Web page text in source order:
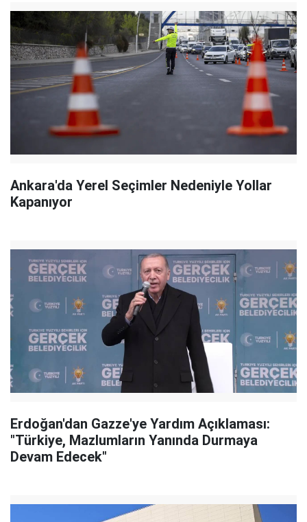
Ankara'da Yerel Seçimler Nedeniyle Yollar
Kapanıyor
Erdoğan'dan Gazze'ye Yardım Açıklaması:
"Türkiye, Mazlumların Yanında Durmaya
Devam Edecek"